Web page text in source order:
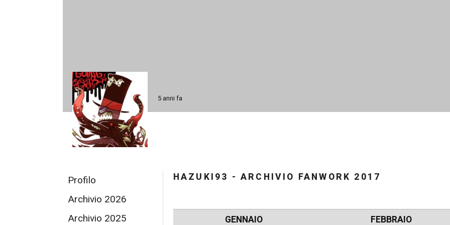
5 anni fa
Profilo
Archivio 2026
Archivio 2025
HAZUKI93 - ARCHIVIO FANWORK 2017
GENNAIO FEBBRAIO